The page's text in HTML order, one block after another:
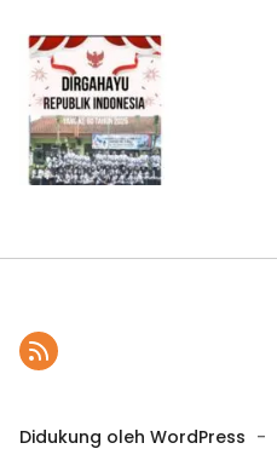
Didukung oleh WordPress -